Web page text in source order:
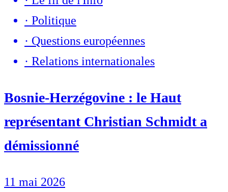
· Politique
· Questions européennes
· Relations internationales
Bosnie-Herzégovine : le Haut
représentant Christian Schmidt a
démissionné
11 mai 2026